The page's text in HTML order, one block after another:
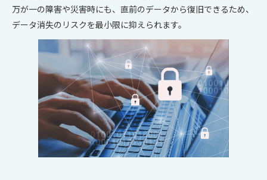
万が一の障害や災害時にも、直前のデータから復旧できるため、
データ消失のリスクを最小限に抑えられます。